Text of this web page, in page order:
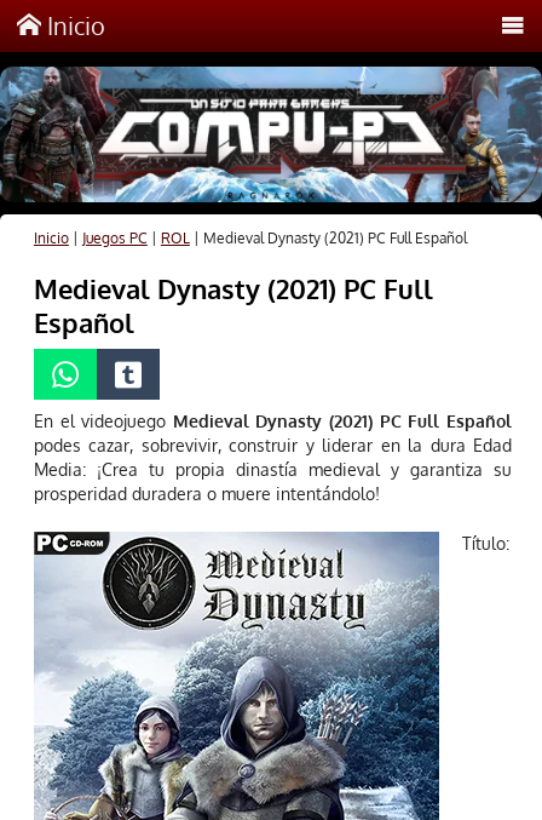
Inicio
Inicio| Juegos PC ROL| Medieval Dynasty (2021) PC Full Español
Medieval Dynasty (2021) PC Full
Español
En el videojuego Medieval Dynasty (2021) PC Full Español
podes cazar, sobrevivir, construir y liderar en la dura Edad
Media: ¡Crea tu propia dinastía medieval y garantiza su
prosperidad duradera o muere intentándolo!
Título: